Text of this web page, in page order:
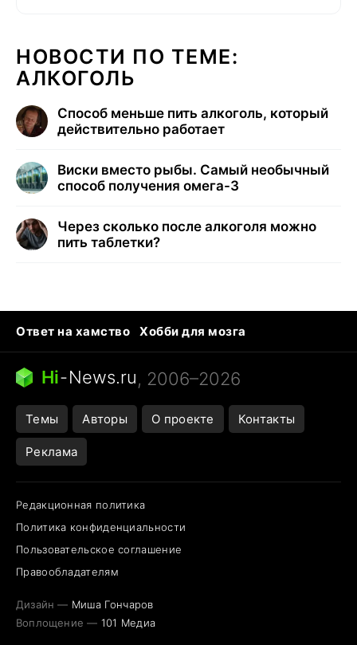
НОВОСТИ ПО ТЕМЕ:
АЛКОГОЛЬ
Способ меньше пить алкоголь, который
действительно работает
Виски вместо рыбы. Самый необычный
способ получения омега-3
Через сколько после алкоголя можно
пить таблетки?
Ответ на хамство
Хобби для мозга
Бензин 100 vs 95
Тунцы в океанариуме
Следующая пандемия
Hi-News.ru, 2006–2026
Темы Авторы О проекте Контакты
Реклама
Редакционная политика
Политика конфиденциальности
Пользовательское соглашение
Правообладателям
Дизайн — Миша Гончаров
Воплощение — 101 Медиа